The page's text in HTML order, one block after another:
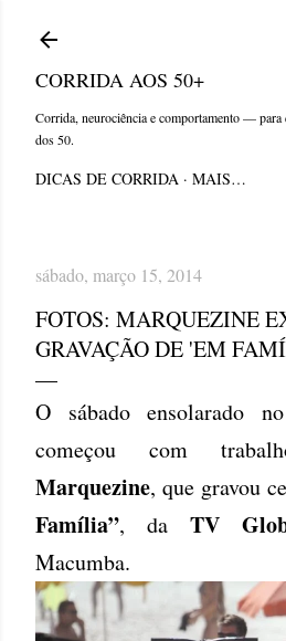
CORRIDA AOS 50+
Corrida, neurociência e comportamento — para
dos 50.
DICAS DE CORRIDA MAIS…
sábado, março 15, 2014
FOTOS: MARQUEZINE
GRAVAÇÃO DE 'EM
O sábado ensolarado no
começou com
Marquezine, que gravou
Família”, da TV
Macumba.